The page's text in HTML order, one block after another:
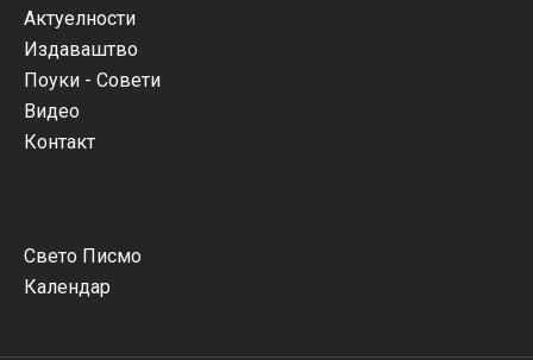
Актуелности
Издаваштво
Поуки - Совети
Видео
Контакт
Свето Писмо
Календар